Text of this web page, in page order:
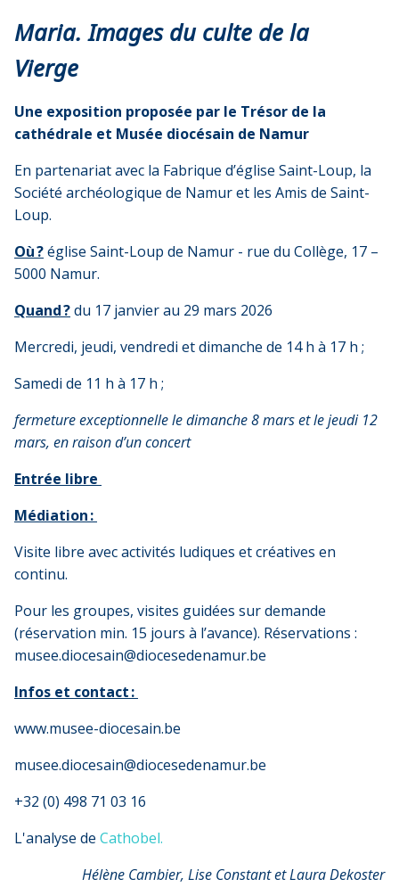
Maria. Images du culte de la
Vierge
Une exposition proposée par le Trésor de la
cathédrale et Musée diocésain de Namur
En partenariat avec la Fabrique d’église Saint-Loup, la
Société archéologique de Namur et les Amis de Saint-
Loup.
Où?église Saint-Loup de Namur - rue du Collège, 17 –
5000 Namur.
Quand?du 17 janvier au 29 mars 2026
Mercredi, jeudi, vendredi et dimanche de 14 h à 17 h ;
Samedi de 11 h à 17 h ;
fermeture exceptionnelle le dimanche 8 mars et le jeudi 12
mars, en raison d’un concert
Entrée libre
Médiation:
Visite libre avec activités ludiques et créatives en
continu.
Pour les groupes, visites guidées sur demande
(réservation min. 15 jours à l’avance). Réservations :
musee.diocesain@diocesedenamur.be
Infos et contact:
www.musee-diocesain.be
musee.diocesain@diocesedenamur.be
+32 (0) 498 71 03 16
L'analyse de Cathobel.
Hélène Cambier, Lise Constant et Laura Dekoster